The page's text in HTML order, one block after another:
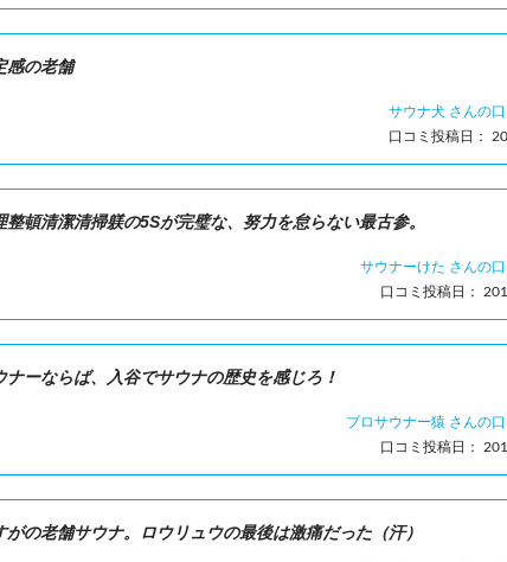
感の老舗
サウナ犬 さんの
口コミ投稿日：
整頓清潔清掃躾の5Sが完璧な、努力を怠らない最古参。
サウナーけた さんの
口コミ投稿日：
ナーならば、入谷でサウナの歴史を感じろ！
プロサウナー猿 さんの
口コミ投稿日：
がの老舗サウナ。ロウリュウの最後は激痛だった（汗）